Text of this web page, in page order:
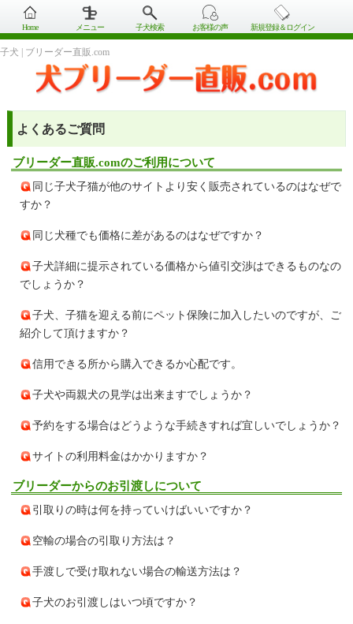
Home メニュー 子犬検索 お客様の声 新規登録＆ログイン
子犬 | ブリーダー直販.com
よくあるご質問
ブリーダー直販.comのご利用について
同じ子犬子猫が他のサイトより安く販売されているのはなぜで
すか？
同じ犬種でも価格に差があるのはなぜですか？
子犬詳細に提示されている価格から値引交渉はできるものなの
でしょうか？
子犬、子猫を迎える前にペット保険に加入したいのですが、ご
紹介して頂けますか？
信用できる所から購入できるか心配です。
子犬や両親犬の見学は出来ますでしょうか？
予約をする場合はどうような手続きすれば宜しいでしょうか？
サイトの利用料金はかかりますか？
ブリーダーからのお引渡しについて
引取りの時は何を持っていけばいいですか？
空輸の場合の引取り方法は？
手渡しで受け取れない場合の輸送方法は？
子犬のお引渡しはいつ頃ですか？